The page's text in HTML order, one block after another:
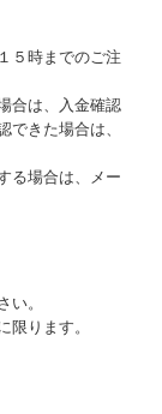
５時までのご注
合は、入金確認
きた場合は、
る場合は、メー
い。
限ります。